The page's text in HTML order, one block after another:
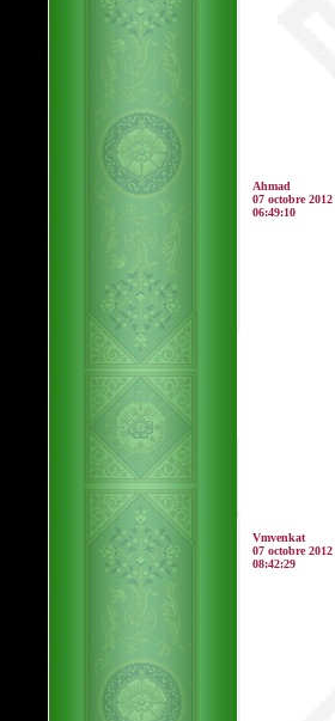
Ahmad
07 octobre 2012
06:49:10
Vmvenkat
07 octobre 2012
08:42:29